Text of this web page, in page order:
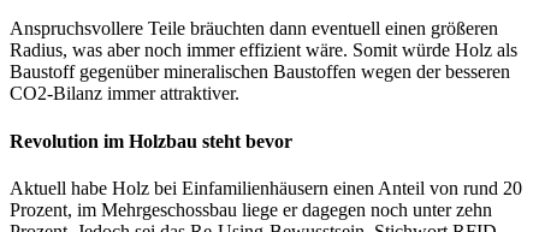
Anspruchsvollere Teile bräuchten dann eventuell einen größeren
Radius, was aber noch immer effizient wäre. Somit würde Holz als
Baustoff gegenüber mineralischen Baustoffen wegen der besseren
CO2-Bilanz immer attraktiver.
Revolution im Holzbau steht bevor
Aktuell habe Holz bei Einfamilienhäusern einen Anteil von rund 20
Prozent, im Mehrgeschossbau liege er dagegen noch unter zehn